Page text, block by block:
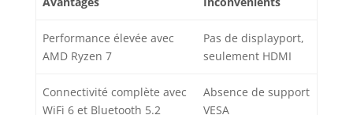
Performance élevée avec
AMD Ryzen 7
Pas de displayport,
seulement HDMI
Connectivité complète avec
WiFi 6 et Bluetooth 5.2
Absence de support
VESA